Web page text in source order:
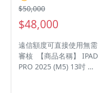
森路二段200號 電話:05-
6339809 在地經營12年店
家 GOOGLE 評價5顆星
$50,000
$48,000
遠信額度可直接使用無需
審核 【商品名稱】 IPAD
PRO 2025 (M5) 13吋